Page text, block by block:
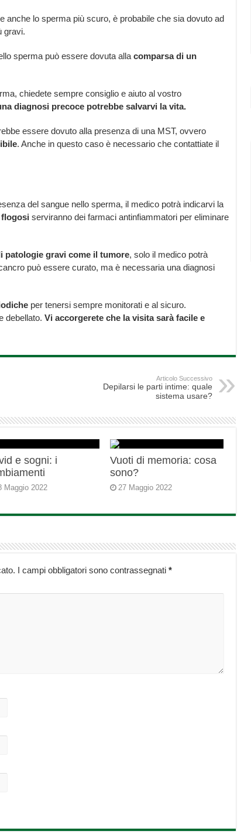
anche lo sperma più scuro, è probabile che sia dovuto ad
gravi.
sperma può essere dovuta alla comparsa di un
chiedete sempre consiglio e aiuto al vostro
diagnosi precoce potrebbe salvarvi la vita.
essere dovuto alla presenza di una MST, ovvero
. Anche in questo caso è necessario che contattiate il
del sangue nello sperma, il medico potrà indicarvi la
flogosi serviranno dei farmaci antinfiammatori per eliminare
patologie gravi come il tumore, solo il medico potrà
può essere curato, ma è necessaria una diagnosi
per tenersi sempre monitorati e al sicuro.
debellato. Vi accorgerete che la visita sarà facile e
Articolo Successivo
Depilarsi le parti intime: quale
sistema usare?
e sogni: i
Maggio 2022
Vuoti di memoria: cosa
sono?
27 Maggio 2022
I campi obbligatori sono contrassegnati *